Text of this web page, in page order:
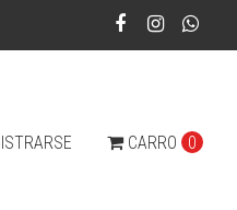
CARRO 0